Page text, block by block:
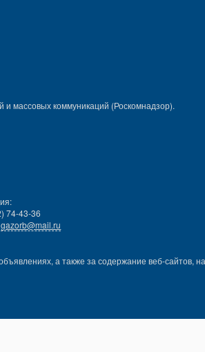
массовых коммуникаций (Роскомнадзор).
74-43-36
gazorb@mail.ru
а также за содержание веб-сайтов,